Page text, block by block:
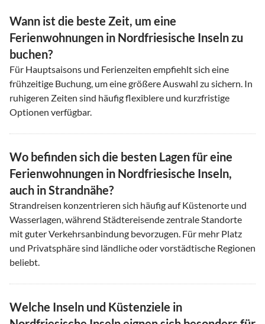
Wann ist die beste Zeit, um eine
Ferienwohnungen in Nordfriesische Inseln zu
buchen?
Für Hauptsaisons und Ferienzeiten empfiehlt sich eine
frühzeitige Buchung, um eine größere Auswahl zu sichern. In
ruhigeren Zeiten sind häufig flexiblere und kurzfristige
Optionen verfügbar.
Wo befinden sich die besten Lagen für eine
Ferienwohnungen in Nordfriesische Inseln,
auch in Strandnähe?
Strandreisen konzentrieren sich häufig auf Küstenorte und
Wasserlagen, während Städtereisende zentrale Standorte
mit guter Verkehrsanbindung bevorzugen. Für mehr Platz
und Privatsphäre sind ländliche oder vorstädtische Regionen
beliebt.
Welche Inseln und Küstenziele in